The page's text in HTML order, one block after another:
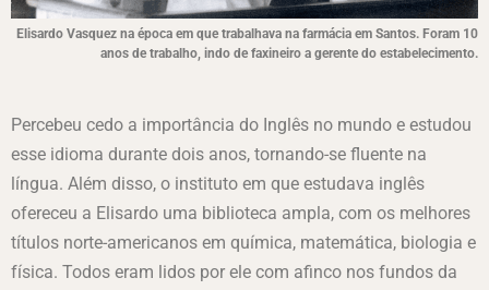
Elisardo Vasquez na época em que trabalhava na farmácia em Santos. Foram 10
anos de trabalho, indo de faxineiro a gerente do estabelecimento.
Percebeu cedo a importância do Inglês no mundo e estudou
esse idioma durante dois anos, tornando-se fluente na
língua. Além disso, o instituto em que estudava inglês
ofereceu a Elisardo uma biblioteca ampla, com os melhores
títulos norte-americanos em química, matemática, biologia e
física. Todos eram lidos por ele com afinco nos fundos da